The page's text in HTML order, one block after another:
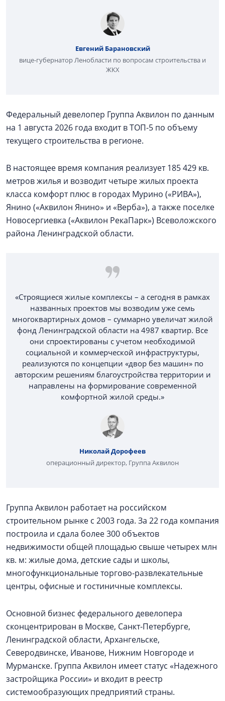
Евгений Барановский
вице-губернатор Ленобласти по вопросам строительства и
ЖКХ
Федеральный девелопер Группа Аквилон по данным
на 1 августа 2026 года входит в ТОП-5 по объему
текущего строительства в регионе.
В настоящее время компания реализует 185 429 кв.
метров жилья и возводит четыре жилых проекта
класса комфорт плюс в городах Мурино («РИВА»),
Янино («Аквилон Янино» и «Верба»), а также поселке
Новосергиевка («Аквилон РекаПарк») Всеволожского
района Ленинградской области.
«Строящиеся жилые комплексы – а сегодня в рамках
названных проектов мы возводим уже семь
многоквартирных домов – суммарно увеличат жилой
фонд Ленинградской области на 4987 квартир. Все
они спроектированы с учетом необходимой
социальной и коммерческой инфраструктуры,
реализуются по концепции «двор без машин» по
авторским решениям благоустройства территории и
направлены на формирование современной
комфортной жилой среды.»
Николай Дорофеев
операционный директор, Группа Аквилон
Группа Аквилон работает на российском
строительном рынке с 2003 года. За 22 года компания
построила и сдала более 300 объектов
недвижимости общей площадью свыше четырех млн
кв. м: жилые дома, детские сады и школы,
многофункциональные торгово-развлекательные
центры, офисные и гостиничные комплексы.
Основной бизнес федерального девелопера
сконцентрирован в Москве, Санкт-Петербурге,
Ленинградской области, Архангельске,
Северодвинске, Иванове, Нижним Новгороде и
Мурманске. Группа Аквилон имеет статус «Надежного
застройщика России» и входит в реестр
системообразующих предприятий страны.